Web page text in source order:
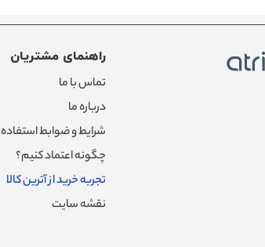
راهنمای مشتریان
تماس با ما
درباره ما
شرایط و ضوابط استفاده
چگونه اعتماد کنیم؟
تجربه خرید از آترین کالا
نقشه سایت